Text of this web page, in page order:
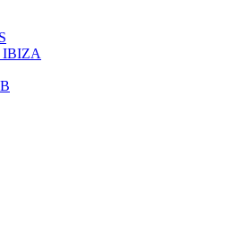
IBIZA